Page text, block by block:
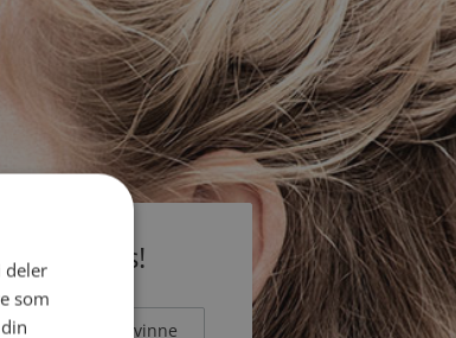
gratis!
Kvinne
deler
som